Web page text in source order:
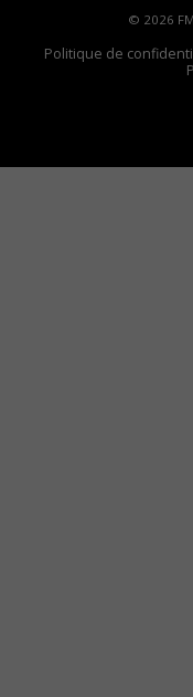
© 2026
Politique de